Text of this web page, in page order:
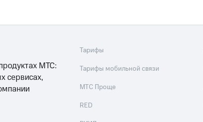
МТС:
сервисах,
Тарифы
Тарифы мобильной связи
МТС Проще
RED